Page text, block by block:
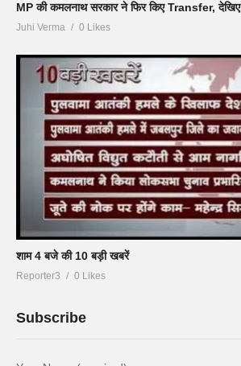
MP की कमलनाथ सरकार ने फिर किए Transfer,
Juhi Verma 0 Likes
शाम 4 बजे की 10 बड़ी खबरें
Reporter3 0 Likes
Subscribe